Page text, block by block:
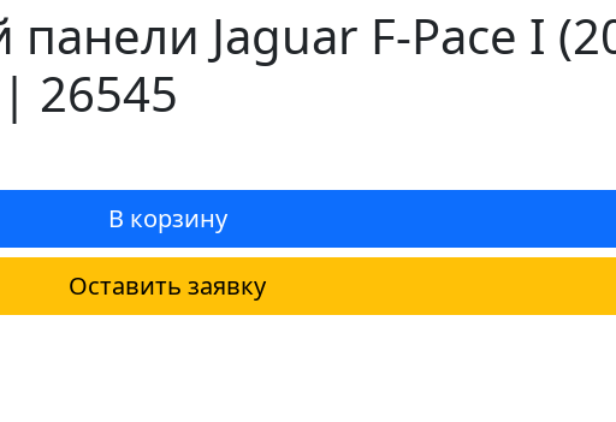
Jaguar F-Pace I
26545
В корзину
Оставить заявку